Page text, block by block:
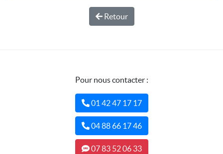
Retour
Pour nous contacter :
01 42 47 17 17
04 88 66 17 46
07 83 52 06 33